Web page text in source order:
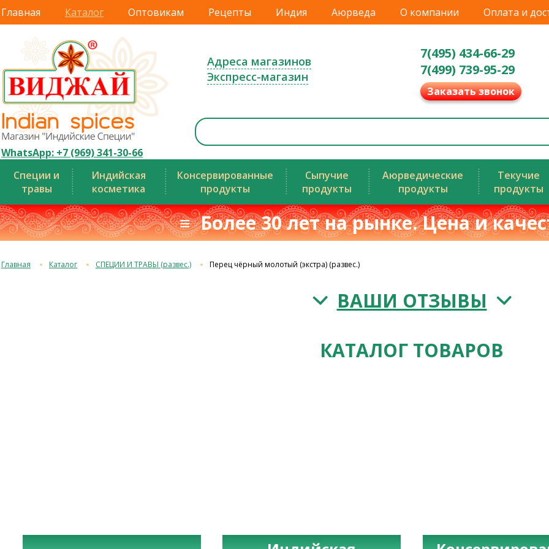
Главная Каталог Оптовикам Рецепты Индия Аюрведа О компании Оплата и
WhatsApp: +7 (969) 341-30-66
Адреса магазинов
Экспресс-магазин
7(495) 434-66-29
7(499) 739-95-29
Заказать звонок
Специи и
травы
Индийская
косметика
Консервированные
продукты
Сыпучие
продукты
Аюрведические
продукты
Текучие
продукты
≡ Более 30 лет на рынке. Цена и
Главная Каталог СПЕЦИИ И ТРАВЫ (развес.) Перец чёрный молотый (экстра) (развес.)
ВАШИ ОТЗЫВЫ
КАТАЛОГ ТОВАРОВ